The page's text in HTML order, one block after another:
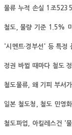
물류 누적 손실 1조
철도, 물량 기준 1.5%
'시멘트·경부선' 등 특정
정권 바뀔 때마다 철도
철도물류, 왜 기피 부서
일본 철도청, 철도 민영
철도파업, 아킬레스건 '